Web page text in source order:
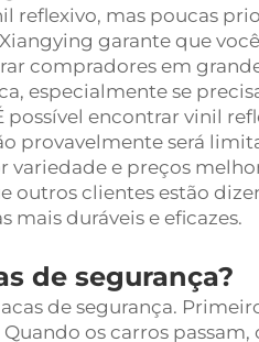
reflexivo, mas poucas
garante que você
compradores em
especialmente se
encontrar vinil
provavelmente será
e preços
outros clientes estão
duráveis e eficazes.
de segurança?
de segurança.
os carros passam,